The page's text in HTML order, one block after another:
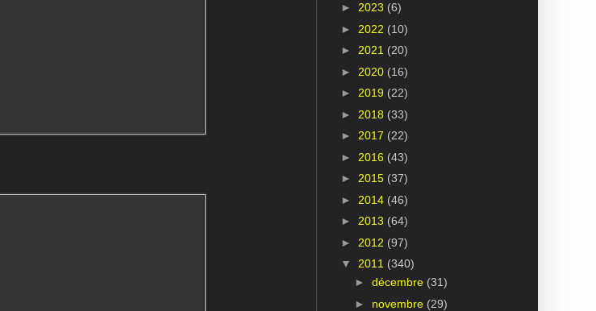
► 2023 (6)
► 2022 (10)
► 2021 (20)
► 2020 (16)
► 2019 (22)
► 2018 (33)
► 2017 (22)
► 2016 (43)
► 2015 (37)
► 2014 (46)
► 2013 (64)
► 2012 (97)
▼ 2011 (340)
► décembre (31)
► novembre (29)